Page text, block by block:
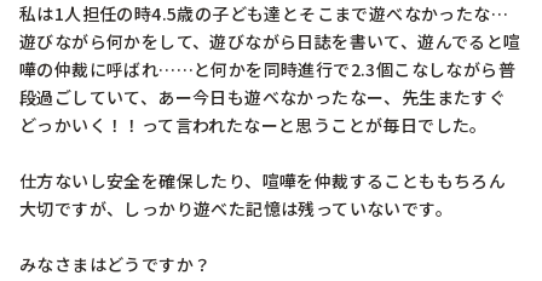
私は1人担任の時4.5歳の子ども達とそこまで遊べなかったな…
遊びながら何かをして、遊びながら日誌を書いて、遊んでると喧
嘩の仲裁に呼ばれ……と何かを同時進行で2.3個こなしながら普
段過ごしていて、あー今日も遊べなかったなー、先生またすぐ
どっかいく！！って言われたなーと思うことが毎日でした。
仕方ないし安全を確保したり、喧嘩を仲裁することももちろん
大切ですが、しっかり遊べた記憶は残っていないです。
みなさまはどうですか？